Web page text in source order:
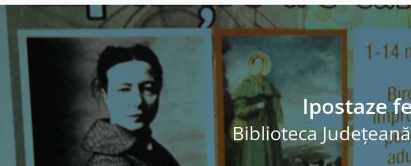
Ipostaze
Biblioteca